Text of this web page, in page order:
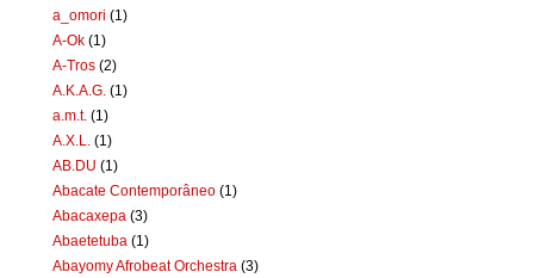
a_omori (1)
A-Ok (1)
A-Tros (2)
A.K.A.G. (1)
a.m.t. (1)
A.X.L.
(1)
AB.DU (1)
Abacate Contemporâneo (1)
Abacaxepa (3)
Abaetetuba (1)
Abayomy Afrobeat Orchestra (3)